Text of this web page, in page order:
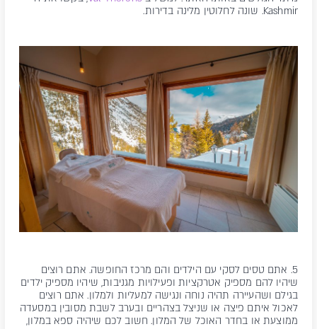
Kashmir. שונה לחלוטין מלינה בדירות.
5. אתם טסים לסקי עם הילדים והם מרכז החופשה. אתם רוצים
שיהיו להם מספיק אטרקציות ופעילויות מגניבות, שיהיו מספיק ילדים
בגילם ושהעיירה תהיה נוחה ונגישה למעליות ולמלון. אתם רוצים
לאכול איתם פיצה או שניצל בצהריים ובערב לשבת מסובין במסעדה
ממוצעת או בחדר האוכל של המלון. חשוב לכם שיהיה ספא במלון,